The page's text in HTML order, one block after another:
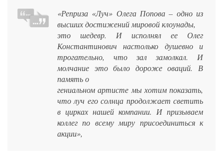
«Реприза «Луч» Олега Попова – одно из
высших достижений мировой клоунады,
это шедевр. И исполнял ее Олег
Константинович настолько душевно и
трогательно, что зал замолкал. И
молчание это было дороже оваций. В
память о
гениальном артисте мы хотим показать,
что луч его солнца продолжает светить
в цирках нашей компании. И призываем
коллег по всему миру присоединиться к
акции»,